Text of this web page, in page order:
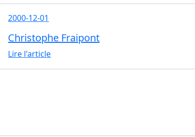
2000-12-01
Christophe Fraipont
Lire l'article